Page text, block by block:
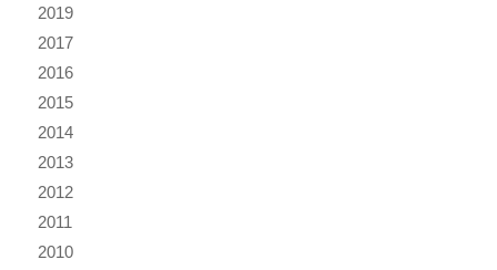
2019
2017
2016
2015
2014
2013
2012
2011
2010